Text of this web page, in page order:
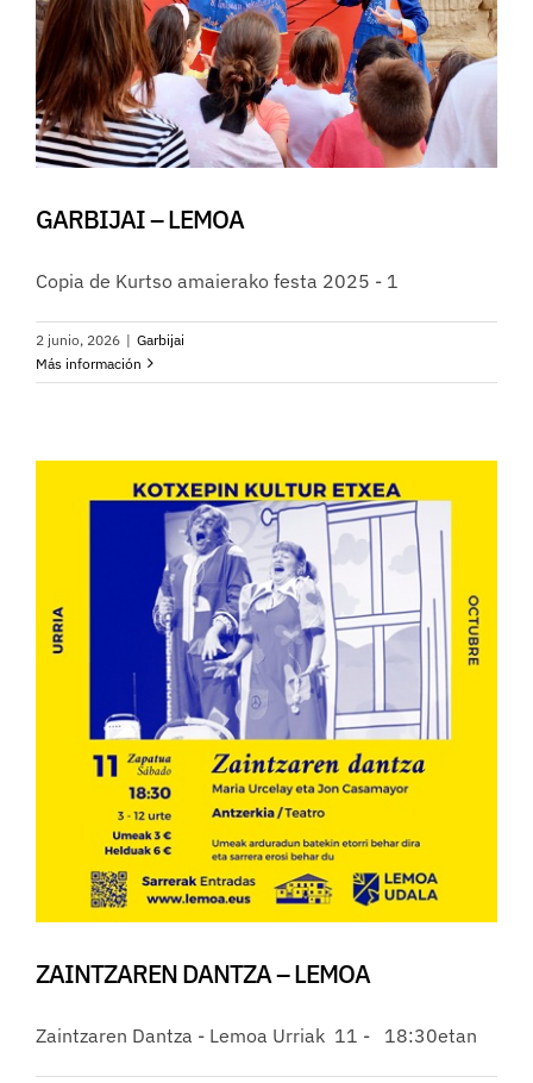
GARBIJAI – LEMOA
Copia de Kurtso amaierako festa 2025 - 1
2 junio, 2026 | Garbijai
Más información
ZAINTZAREN DANTZA – LEMOA
Zaintzaren Dantza - Lemoa Urriak 11 - 18:30etan